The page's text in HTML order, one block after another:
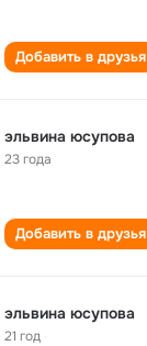
Добавить в друзья
эльвина юсупова
23 года
Добавить в друзья
эльвина юсупова
21 год